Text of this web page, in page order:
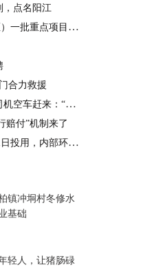
，点名阳江
重点项目集中投产
合力救援
来：“免费拉！”
赔付”机制来了
，内部环境曝光
镇冲垌村冬修水
基础
轻人，让猪肠碌